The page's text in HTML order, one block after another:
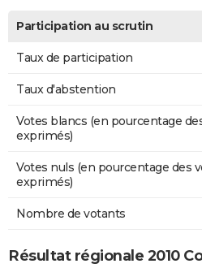
Participation au scrutin
Taux de participation
Taux d'abstention
Votes blancs (en pourcentage
exprimés)
Votes nuls (en pourcentage des
exprimés)
Nombre de votants
Résultat régionale 2010